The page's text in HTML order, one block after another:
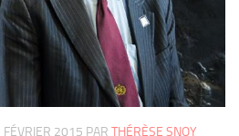
FÉVRIER 2015 PAR THÉRÈSE SNOY